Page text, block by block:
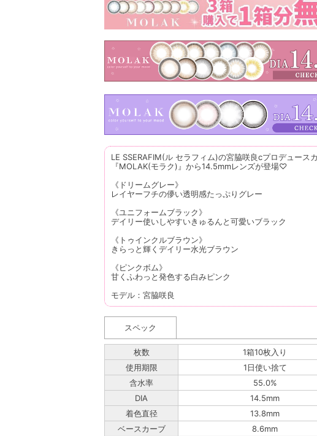
LE SSERAFIM(ル セラフィム)の宮脇咲良cプロデュース
『MOLAK(モラク)』から14.5mmレンズが登場♡
《ドリームグレー》
レイヤーフチの儚い透明感たっぷりグレー
《ユニフォームブラック》
デイリー使いしやすいきゅるんと可愛いブラック
《トゥインクルブラウン》
きらっと輝くデイリー水光ブラウン
《ピンクボム》
甘くふわっと発色する白みピンク
モデル：宮脇咲良
スペック
枚数
1箱10枚入り
使用期限
1日使い捨て
含水率
55.0%
DIA
14.5mm
着色直径
13.8mm
ベースカーブ
8.6mm